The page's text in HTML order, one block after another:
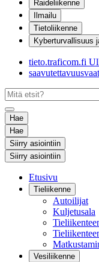
Raideliikenne
Ilmailu
Tietoliikenne
Kyberturvallisuus
tieto.traficom.fi
Hae
Hae
Siirry asiointiin
Siirry asiointiin
Etusivu
Tieliikenne
Autoilijat
Kuljetusala
Vesiliikenne